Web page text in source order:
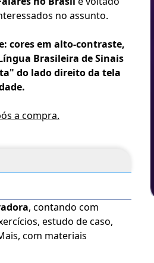
no assunto.
cores em alto-contraste,
Brasileira de Sinais
do lado direito da tela
a compra.
, contando com
estudo de caso,
com materiais